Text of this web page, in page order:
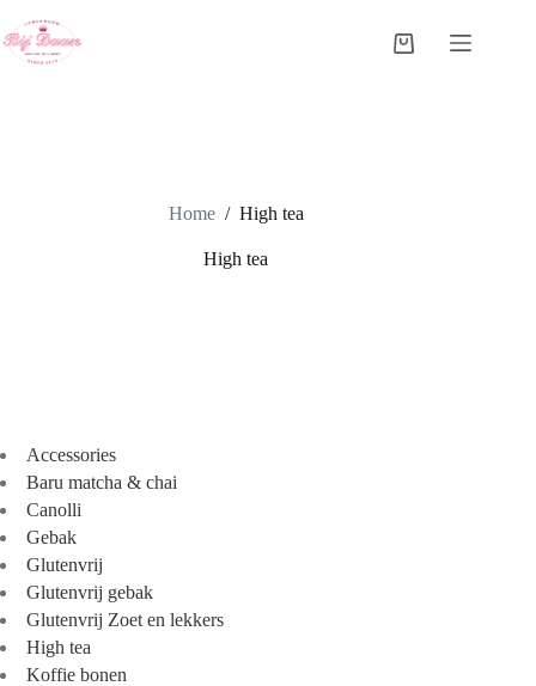
naar
de
Winkelwagen
Home / High tea
High tea
Accessories
Baru matcha & chai
Canolli
Gebak
Glutenvrij
Glutenvrij gebak
Glutenvrij Zoet en lekkers
High tea
Koffie bonen